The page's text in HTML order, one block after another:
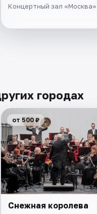
Концертный зал «Москва»
городах
от 500 ₽
Снежная королева